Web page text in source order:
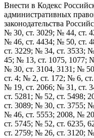
Внести в Кодекс
административных
законодательства
№ 30, ст. 3029; № 44, ст.
№ 46, ст. 4434; № 50, ст.
ст. 3229; № 34, ст. 3533;
45; № 13, ст. 1075, 1077;
№ 30, ст. 3104, 3131; №
ст. 4; № 2, ст. 172; № 6,
№ 19, ст. 2066; № 31, ст.
ст. 5281; № 52, ст. 5498;
ст. 3089; № 30, ст. 3755;
№ 46, ст. 5553; 2008, №
ст. 5745; № 52, ст. 6235,
ст. 2759; № 26, ст. 3120;